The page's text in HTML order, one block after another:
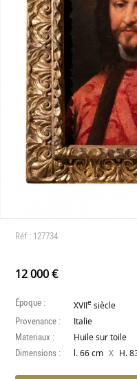
Réf : 127734
12 000 €
Époque : XVIIe siècle
Provenance : Italie
Materiaux : Huile sur toile
Dimensions : l. 66 cm X H.